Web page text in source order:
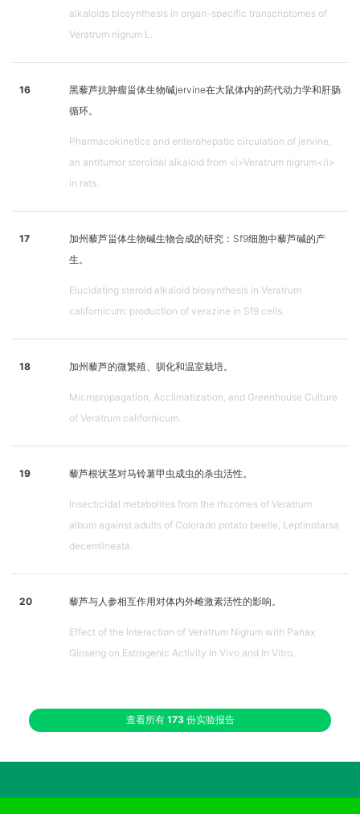
alkaloids biosynthesis in organ-specific transcriptomes of
Veratrum nigrum L.
16
黑藜芦抗肿瘤甾体生物碱jervine在大鼠体内的药代动力学和肝肠
循环。
Pharmacokinetics and enterohepatic circulation of jervine,
an antitumor steroidal alkaloid from <i>Veratrum nigrum</i>
in rats.
17
加州藜芦甾体生物碱生物合成的研究：Sf9细胞中藜芦碱的产
生。
Elucidating steroid alkaloid biosynthesis in Veratrum
californicum: production of verazine in Sf9 cells.
18 加州藜芦的微繁殖、驯化和温室栽培。
Micropropagation, Acclimatization, and Greenhouse Culture
of Veratrum californicum.
19 藜芦根状茎对马铃薯甲虫成虫的杀虫活性。
Insecticidal metabolites from the rhizomes of Veratrum
album against adults of Colorado potato beetle, Leptinotarsa
decemlineata.
20 藜芦与人参相互作用对体内外雌激素活性的影响。
Effect of the Interaction of Veratrum Nigrum with Panax
Ginseng on Estrogenic Activity In Vivo and In Vitro.
查看所有 173份实验报告